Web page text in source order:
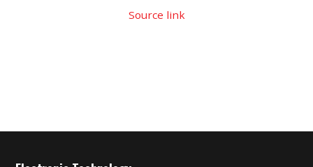
Source link